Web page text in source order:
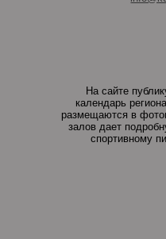
На сайте
календарь
размещаются в
залов дает
спортивному